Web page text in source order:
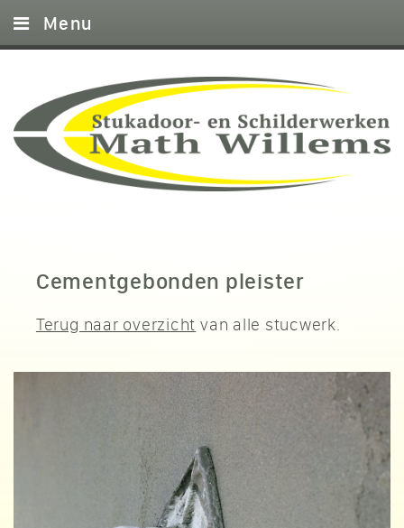
Menu
Stucwerk
Schilderwerk
Metalstud
Referenties
Offerte
Contact
Cementgebonden pleister
Terug naar overzicht van alle stucwerk.